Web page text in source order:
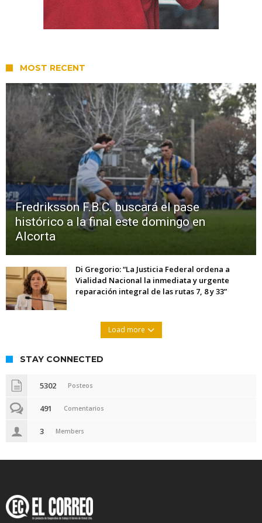
MOST RECENT
Fredriksson F.B.C. buscará el pase
histórico a la final este domingo en
Alcorta
Di Gregorio: “La Justicia Federal ordena a
Vialidad Nacional la inmediata y urgente
reparación integral de las rutas 7, 8 y 33”
Load more
STAY CONNECTED
5302 Posteos
491 Comentarios
3 Members